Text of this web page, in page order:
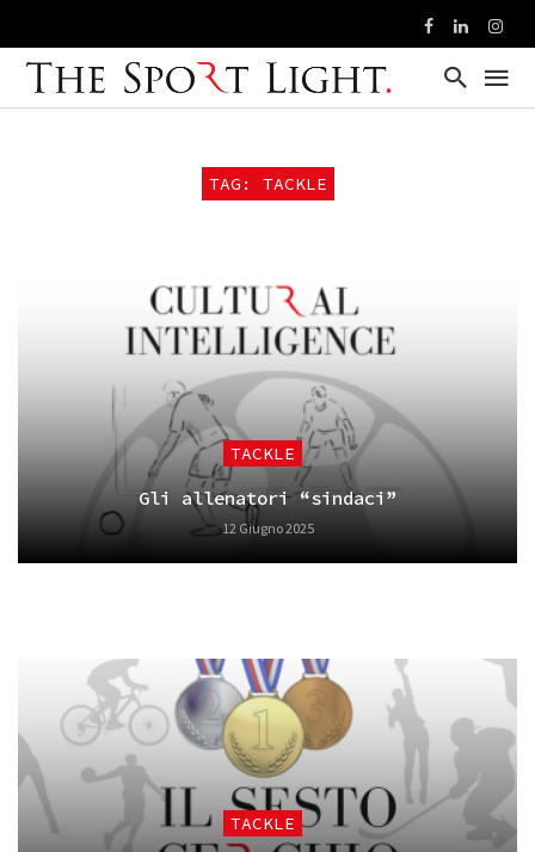
TAG: TACKLE
TACKLE
Gli allenatori “sindaci”
12 Giugno 2025
TACKLE